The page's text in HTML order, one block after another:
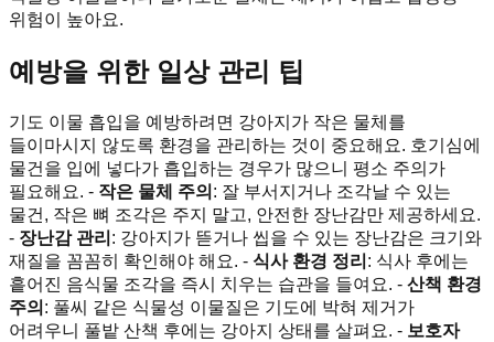
위험이 높아요.
예방을 위한 일상 관리 팁
기도 이물 흡입을 예방하려면 강아지가 작은 물체를
들이마시지 않도록 환경을 관리하는 것이 중요해요. 호기심에
물건을 입에 넣다가 흡입하는 경우가 많으니 평소 주의가
필요해요. - 작은 물체 주의 : 잘 부서지거나 조각날 수 있는
물건, 작은 뼈 조각은 주지 말고, 안전한 장난감만 제공하세요.
- 장난감 관리 : 강아지가 뜯거나 씹을 수 있는 장난감은 크기와
재질을 꼼꼼히 확인해야 해요. - 식사 환경 정리 : 식사 후에는
흩어진 음식물 조각을 즉시 치우는 습관을 들여요. - 산책 환경
주의 : 풀씨 같은 식물성 이물질은 기도에 박혀 제거가
어려우니 풀밭 산책 후에는 강아지 상태를 살펴요. - 보호자